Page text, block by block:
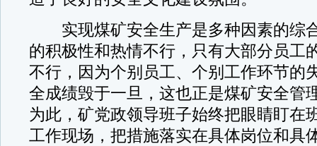
实现煤矿安全生产是多种因素的综
的积极性和热情不行，只有大部分员工
不行，因为个别员工、个别工作环节的
全成绩毁于一旦，这也正是煤矿安全管
为此，矿党政领导班子始终把眼睛盯在
工作现场，把措施落实在具体岗位和具